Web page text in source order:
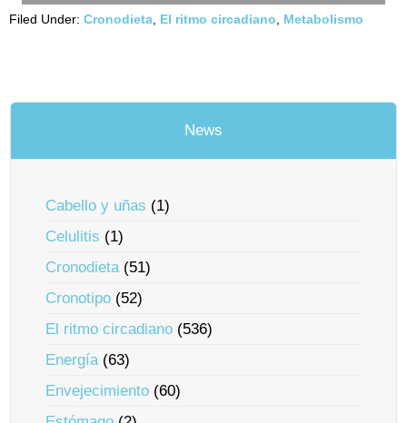
Filed Under: Cronodieta El ritmo circadiano Metabolismo
News
Cabello y uñas (1)
Celulitis (1)
Cronodieta(51)
Cronotipo (52)
El ritmo circadiano (536)
Energía(63)
Envejecimiento (60)